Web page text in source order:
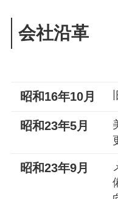
会社沿革
昭和16年10月
昭和23年5月
昭和23年9月